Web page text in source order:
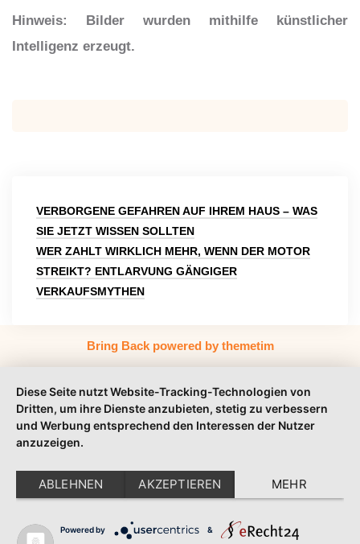
Hinweis: Bilder wurden mithilfe künstlicher
Intelligenz erzeugt.
VERBORGENE GEFAHREN AUF IHREM HAUS – WAS
SIE JETZT WISSEN SOLLTEN
WER ZAHLT WIRKLICH MEHR, WENN DER MOTOR
STREIKT? ENTLARVUNG GÄNGIGER
VERKAUFSMYTHEN
Bring Back powered by themetim
Diese Seite nutzt Website-Tracking-Technologien von
Dritten, um ihre Dienste anzubieten, stetig zu verbessern
und Werbung entsprechend den Interessen der Nutzer
anzuzeigen.
ABLEHNEN AKZEPTIEREN MEHR
Powered by &